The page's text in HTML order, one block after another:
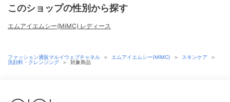
このショップの性別から探す
エムアイエムシー(MiMC) レディース
ファッション通販マルイウェブチャネル ＞ エムアイエムシー(MiMC) ＞ スキンケア
＞
洗顔料・クレンジング ＞ 対象商品